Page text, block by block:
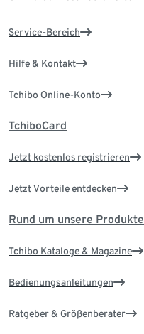
Service-Bereich
Hilfe & Kontakt
Tchibo Online-Konto
TchiboCard
Jetzt kostenlos registrieren
Jetzt Vorteile entdecken
Rund um unsere Produkte
Tchibo Kataloge & Magazine
Bedienungsanleitungen
Ratgeber & Größenberater